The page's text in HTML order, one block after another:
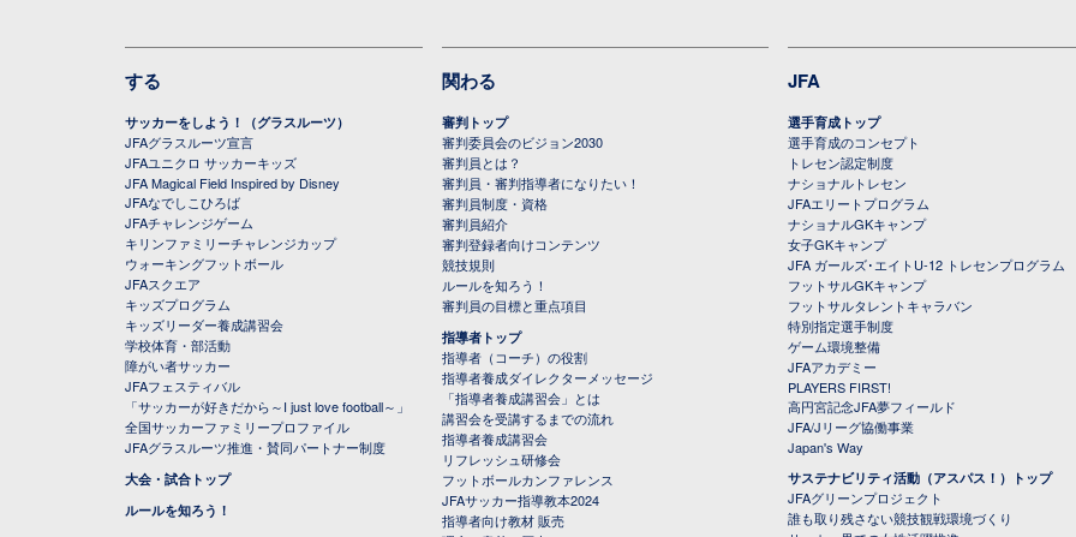
する
サッカーをしよう！（グラスルーツ）
JFAグラスルーツ宣言
JFAユニクロ サッカーキッズ
JFA Magical Field Inspired by Disney
JFAなでしこひろば
JFAチャレンジゲーム
キリンファミリーチャレンジカップ
ウォーキングフットボール
JFAスクエア
キッズプログラム
キッズリーダー養成講習会
学校体育・部活動
障がい者サッカー
JFAフェスティバル
「サッカーが好きだから～I just love football～」
全国サッカーファミリープロファイル
JFAグラスルーツ推進・賛同パートナー制度
大会・試合トップ
ルールを知ろう！
関わる
審判トップ
審判委員会のビジョン2030
審判員とは？
審判員・審判指導者になりたい！
審判員制度・資格
審判員紹介
審判登録者向けコンテンツ
競技規則
ルールを知ろう！
審判員の目標と重点項目
指導者トップ
指導者（コーチ）の役割
指導者養成ダイレクターメッセージ
「指導者養成講習会」とは
講習会を受講するまでの流れ
指導者養成講習会
リフレッシュ研修会
フットボールカンファレンス
JFAサッカー指導教本2024
指導者向け教材 販売
JFA
選手育成トップ
選手育成のコンセプト
トレセン認定制度
ナショナルトレセン
JFAエリートプログラム
ナショナルGKキャンプ
女子GKキャンプ
JFA ガールズ･エイトU-12 トレセンプログラム
フットサルGKキャンプ
フットサルタレントキャラバン
特別指定選手制度
ゲーム環境整備
JFAアカデミー
PLAYERS FIRST!
高円宮記念JFA夢フィールド
JFA/Jリーグ協働事業
Japan's Way
サステナビリティ活動（アスパス！）トップ
JFAグリーンプロジェクト
誰も取り残さない競技観戦環境づくり